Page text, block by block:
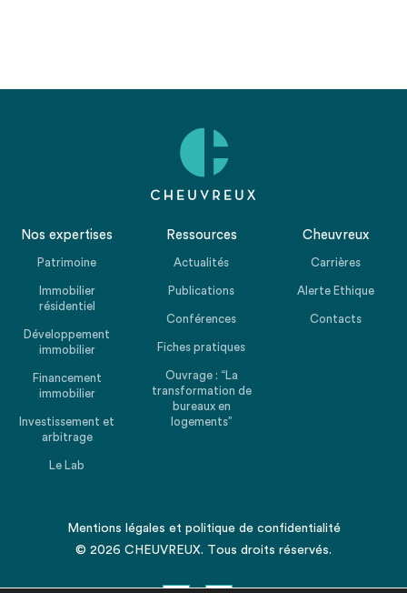
Nos expertises
Patrimoine
Immobilier
résidentiel
Développement
immobilier
Financement
immobilier
Investissement et
arbitrage
Le Lab
Ressources
Actualités
Publications
Conférences
Fiches pratiques
Ouvrage : “La
transformation de
bureaux en
logements”
Cheuvreux
Carrières
Alerte Ethique
Contacts
Mentions légales et politique de confidentialité
© 2026 CHEUVREUX. Tous droits réservés.